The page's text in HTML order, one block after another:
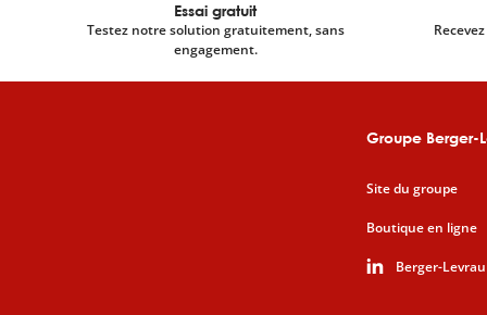
Essai gratuit
Testez notre solution gratuitement, sans
engagement.
Groupe Berger-
Site du groupe
Boutique en ligne
Berger-